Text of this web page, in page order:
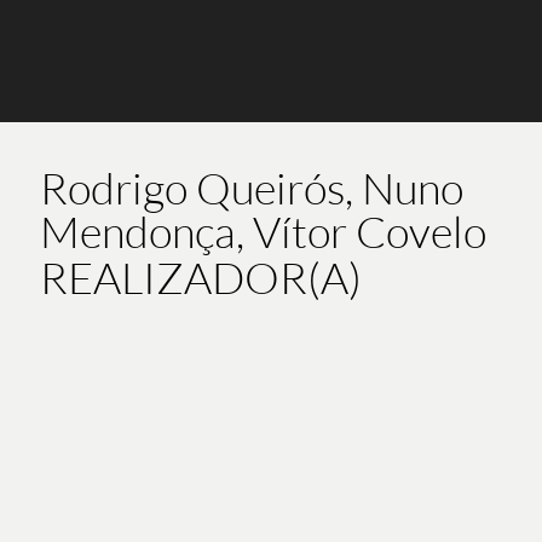
Rodrigo Queirós, Nuno
Mendonça, Vítor Covelo
REALIZADOR(A)